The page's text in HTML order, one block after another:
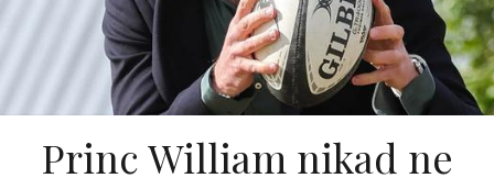
Princ William nikad ne